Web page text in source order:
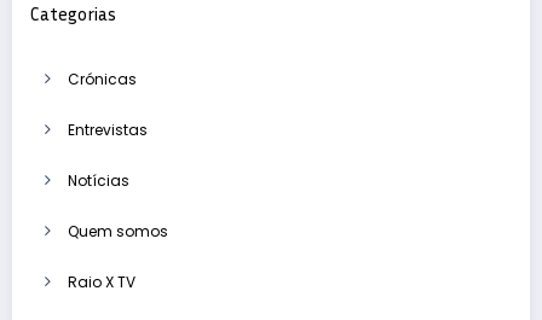
Categorias
Crónicas
Entrevistas
Notícias
Quem somos
Raio X TV